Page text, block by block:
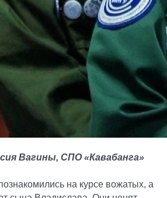
Вагины, СПО «Кавабанга»
на курсе вожатых, а